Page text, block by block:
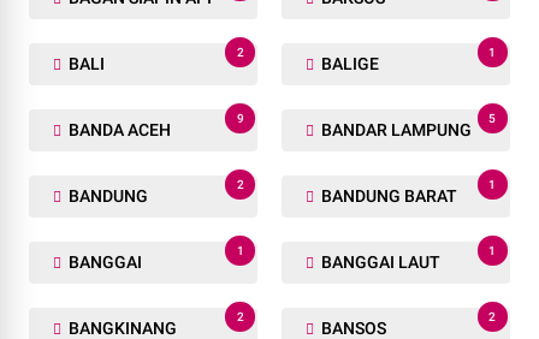
BALI
2
BALIGE
1
BANDA ACEH
9
BANDAR LAMPUNG
5
BANDUNG
2
BANDUNG BARAT
1
BANGGAI
1
BANGGAI LAUT
1
BANGKINANG
2
BANSOS
2